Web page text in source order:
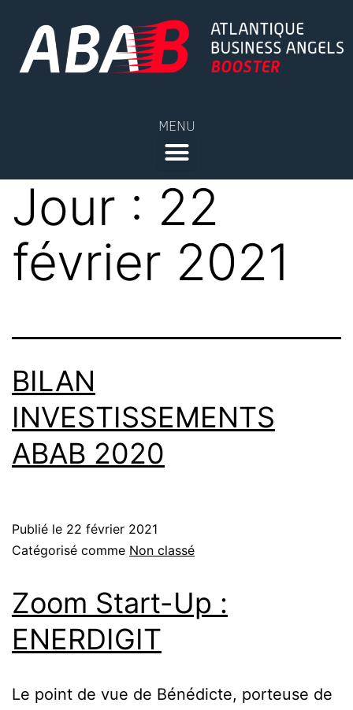
MENU
Jour : 22
février 2021
BILAN
INVESTISSEMENTS
ABAB 2020
Publié le 22 février 2021
Catégorisé comme Non classé
Zoom Start-Up :
ENERDIGIT
Le point de vue de Bénédicte, porteuse de